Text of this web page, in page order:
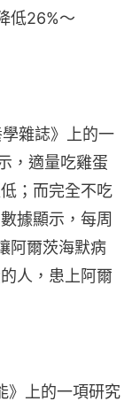
低26%～
雜誌》上的一
，適量吃雞蛋
；而完全不吃
據顯示，每周
阿爾茨海默病
人，患上阿爾
》上的一項研究